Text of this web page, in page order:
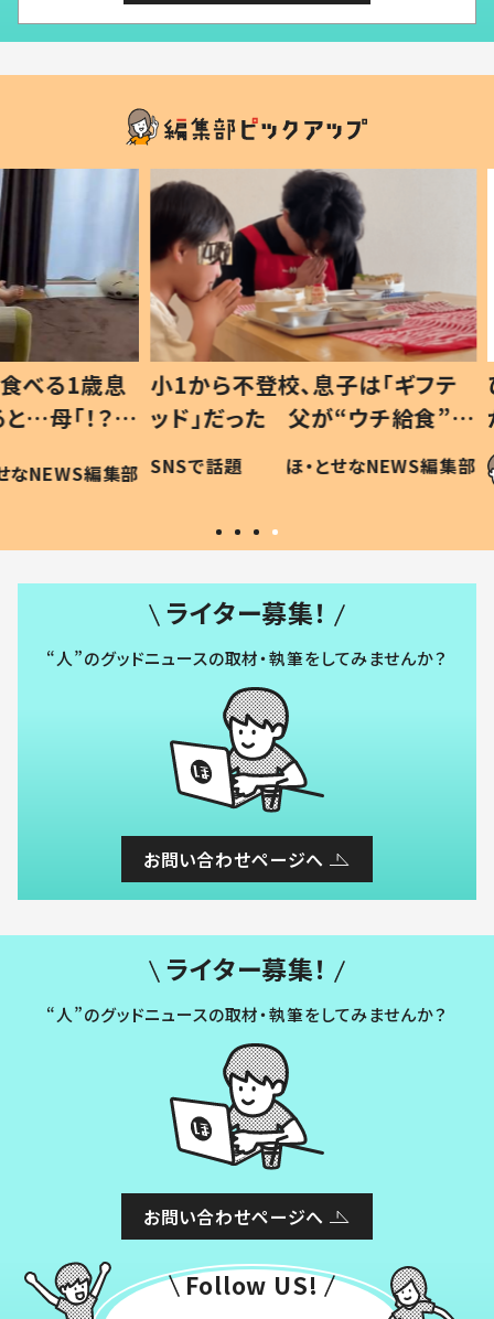
歳息
？」
編集部
小1から不登校、息子は「ギフテ
ッド」だった 父が“ウチ給食”を
作り続ける理由とは #令和の親
#令和の子
SNSで話題 ほ・とせなNEWS編集部
ひ孫
が、抱
「涙が
い」
ライター募集！
“人”のグッドニュースの取材・執筆をしてみませんか？
お問い合わせページへ
ライター募集！
“人”のグッドニュースの取材・執筆をしてみませんか？
お問い合わせページへ
Follow US!